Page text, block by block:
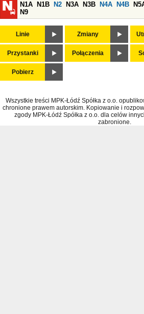
N1A
N1B N2 N3A N3B N4A N4B
N9
Linie Zmiany
Przystanki Połączenia
Pobierz
Wszystkie treści MPK-Łódź Spółka z o.o.
chronione prawem autorskim. Kopiowanie i
zgody MPK-Łódź Spółka z o.o. dla celów
zabronione.